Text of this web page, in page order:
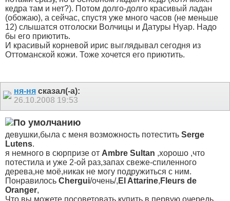
кедра там и нет?). Потом долго-долго красивый ладан
(обожаю), а сейчас, спустя уже много часов (не меньше
12) слышатся отголоски Волчицы и Датуры Нуар. Надо
бы его приютить.
И красивый корневой ирис выглядывал сегодня из
Оттоманской кожи. Тоже хочется его приютить.
ня-ня сказал(-а):
26.10.2008 19:53
девушки,была с меня возможность потестить Serge
Lutens.
я немного в сюрпризе от Ambrе Sultan ,хорошо ,что
потестила и уже 2-ой раз,запах свеже-спиленного
дерева,не моё,никак не могу подружиться с ним.
Понравилось Chergui/очень/, El Attarine, Fleurs de
Oranger,
Что вы можете посоветовать купить в первую очередь.